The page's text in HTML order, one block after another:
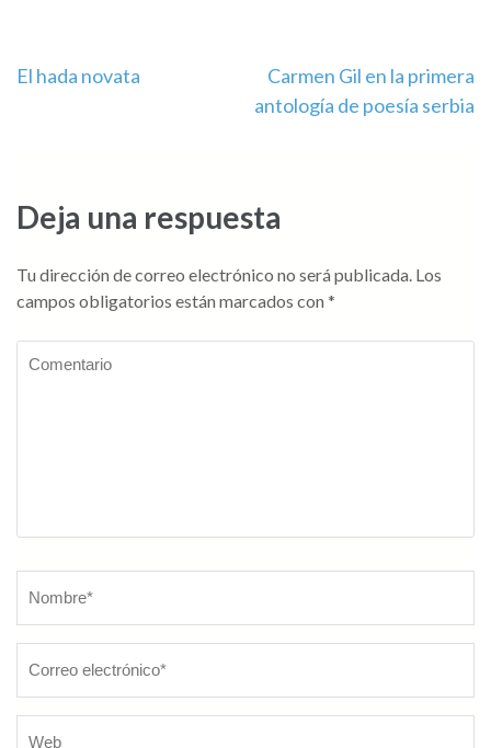
Navegación
El hada novata
Carmen Gil en la primera
antología de poesía serbia
Deja una respuesta
Tu dirección de correo electrónico no será publicada. Los
campos obligatorios están marcados con *